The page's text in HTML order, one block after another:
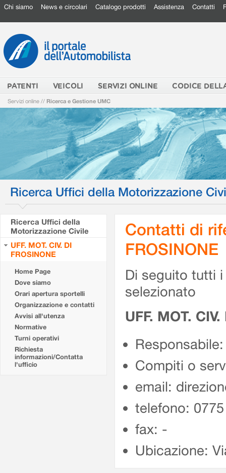
Chi siamo News e circolari Catalogo prodotti Assistenza Contatti
PATENTI VEICOLI SERVIZI ONLINE CODICE
Servizi online // Ricerca e Gestione UMC
Ricerca Uffici della Motorizzazione
Ricerca Uffici della
Motorizzazione Civile
UFF. MOT. CIV. DI
FROSINONE
Home Page
Dove siamo
Orari apertura sportelli
Organizzazione e contatti
Avvisi all'utenza
Normative
Turni operativi
Richiesta
informazioni/Contatta
l'ufficio
Contatti di
FROSINONE
Di seguito tutti
selezionato
UFF. MOT.
Compiti o
email:
telefono:
fax: -
Ubicazione: